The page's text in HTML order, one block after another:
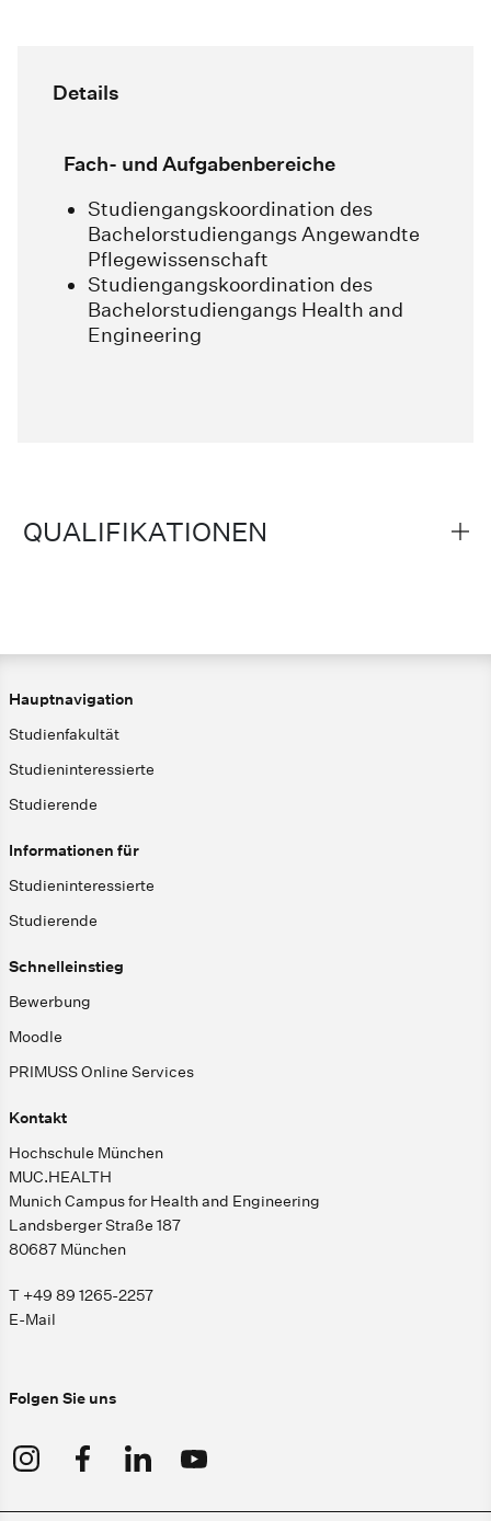
Details
Fach- und Aufgabenbereiche
Studiengangskoordination des
Bachelorstudiengangs Angewandte
Pflegewissenschaft
Studiengangskoordination des
Bachelorstudiengangs Health and
Engineering
QUALIFIKATIONEN
Hauptnavigation
Studienfakultät
Studieninteressierte
Studierende
Informationen für
Studieninteressierte
Studierende
Schnelleinstieg
Bewerbung
Moodle
PRIMUSS Online Services
Kontakt
Hochschule München
MUC.HEALTH
Munich Campus for Health and Engineering
Landsberger Straße 187
80687 München
T +49 89 1265-2257
E-Mail
Folgen Sie uns